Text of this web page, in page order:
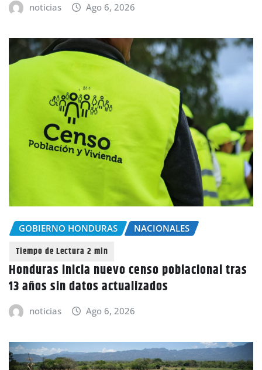
noticias Ago 6, 2026
GOBIERNO HONDURAS NACIONALES
Honduras inicia nuevo censo poblacional tras
13 años sin datos actualizados
noticias Ago 6, 2026